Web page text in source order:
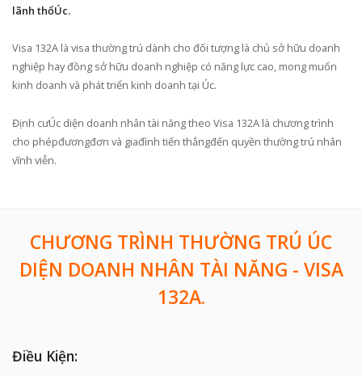
lãnh thổÚc.
Visa 132A là visa thường trú dành cho đối tượng là chủ sở hữu doanh
nghiệp hay đồng sở hữu doanh nghiệp có năng lực cao, mong muốn
kinh doanh và phát triển kinh doanh tại Úc.
Định cưÚc diện doanh nhân tài năng theo Visa 132A là chương trình
cho phépđươngđơn và giađình tiến thẳngđến quyền thường trú nhân
vĩnh viễn.
CHƯƠNG TRÌNH THƯỜNG TRÚ ÚC
DIỆN DOANH NHÂN TÀI NĂNG - VISA
132A.
Điều Kiện: